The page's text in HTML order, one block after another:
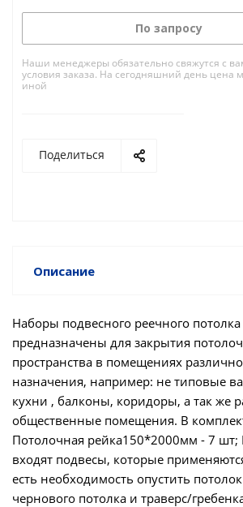
По запросу
Наши менеджеры обязательно свяжутся с
условия заказа. На сегодняшний день цена
иной
Поделиться
Описание
Наборы подвесного реечного потолка
предназначены для закрытия
пространства в помещениях
назначения, например: не типовые
кухни , балконы, коридоры, а так же
общественные помещения. В
Потолочная рейка150*2000мм - 7 шт;
входят подвесы, которые
есть необходимость опустить
чернового потолка и траверс/